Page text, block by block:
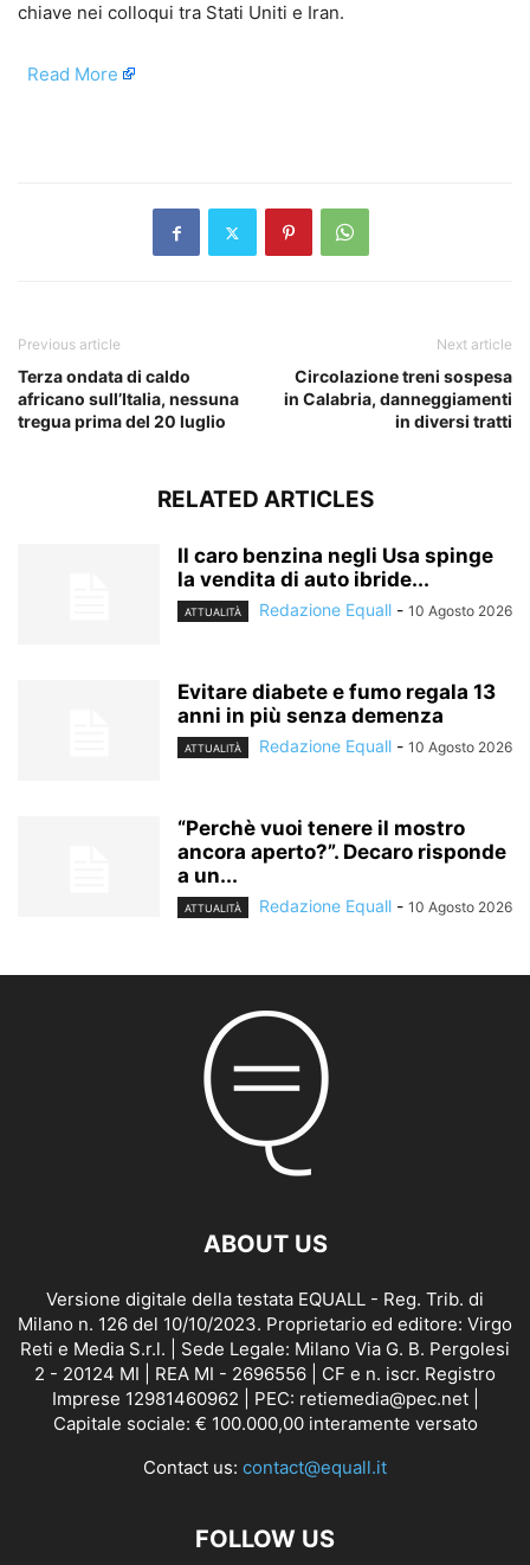
chiave nei colloqui tra Stati Uniti e Iran.
Read More
Previous article
Terza ondata di caldo
africano sull’Italia, nessuna
tregua prima del 20 luglio
Next article
Circolazione treni sospesa
in Calabria, danneggiamenti
in diversi tratti
RELATED ARTICLES
Il caro benzina negli Usa spinge
la vendita di auto ibride...
ATTUALITÀ Redazione Equall - 10 Agosto 2026
Evitare diabete e fumo regala 13
anni in più senza demenza
ATTUALITÀ Redazione Equall - 10 Agosto 2026
“Perchè vuoi tenere il mostro
ancora aperto?”. Decaro risponde
a un...
ATTUALITÀ Redazione Equall - 10 Agosto 2026
ABOUT US
Versione digitale della testata EQUALL - Reg. Trib. di
Milano n. 126 del 10/10/2023. Proprietario ed editore: Virgo
Reti e Media S.r.l. | Sede Legale: Milano Via G. B. Pergolesi
2 - 20124 MI | REA MI - 2696556 | CF e n. iscr. Registro
Imprese 12981460962 | PEC: retiemedia@pec.net |
Capitale sociale: € 100.000,00 interamente versato
Contact us: contact@equall.it
FOLLOW US